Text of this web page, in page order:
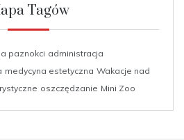
Tagów
paznokci administracja
medycyna estetyczna Wakacje nad
oszczędzanie Mini Zoo